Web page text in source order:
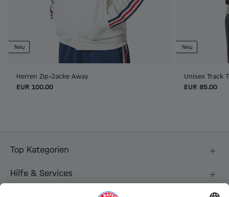
Neu
Herren Zip-Jacke Away
EUR 100.00
Neu
Unisex Track
EUR 85.00
Top Kategorien
Hilfe & Services